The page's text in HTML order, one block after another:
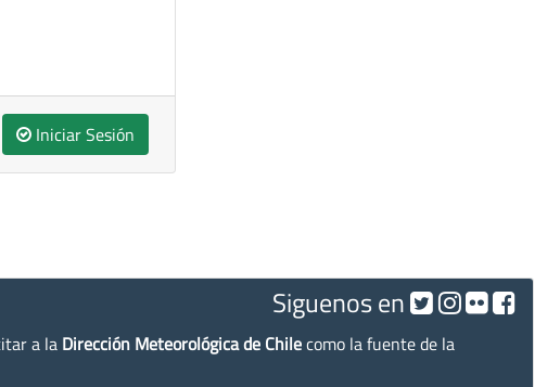
Iniciar Sesión
Siguenos en
a la Dirección Meteorológica de Chilecomo la fuente de la